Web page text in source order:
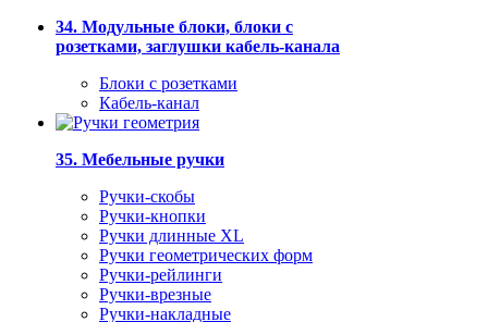
34. Модульные блоки, блоки с
розетками, заглушки кабель-канала
Блоки с розетками
Кабель-канал
35. Мебельные ручки
Ручки-скобы
Ручки-кнопки
Ручки длинные XL
Ручки геометрических форм
Ручки-рейлинги
Ручки-врезные
Ручки-накладные